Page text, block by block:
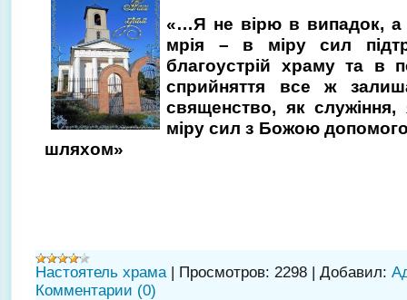
«…Я не вірю в випадок,
мрія – в міру сил
благоустрій храму та в
сприйняття все ж
священство, як
міру сил з Божою
шляхом»
Настоятель храма| Просмотров: 2298 | Добавил:
Комментарии (0)